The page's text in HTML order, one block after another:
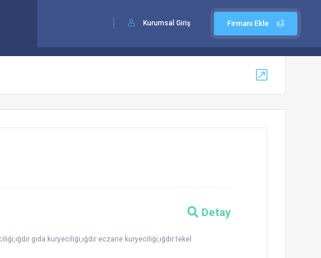
Firmanı Ekle
Kurumsal Giriş
Detay
gıda kuryeciliği,ığdır eczane kuryeciliği,ığdır tekel